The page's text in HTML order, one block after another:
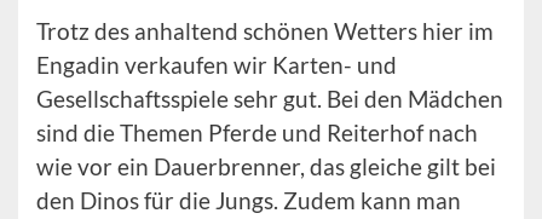
Trotz des anhaltend schönen Wetters hier im
Engadin verkaufen wir Karten- und
Gesellschaftsspiele sehr gut. Bei den Mädchen
sind die Themen Pferde und Reiterhof nach
wie vor ein Dauerbrenner, das gleiche gilt bei
den Dinos für die Jungs. Zudem kann man